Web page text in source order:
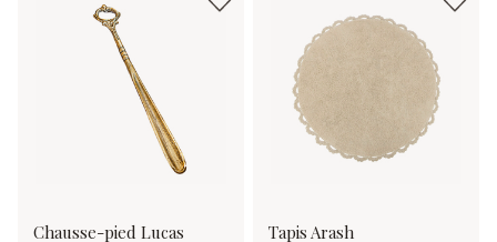
Chausse-pied Lucas Tapis Arash